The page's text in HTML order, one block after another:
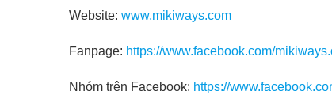
Website: www.mikiways.com
Fanpage: https://www.facebook.com/
Nhóm trên Facebook: https://